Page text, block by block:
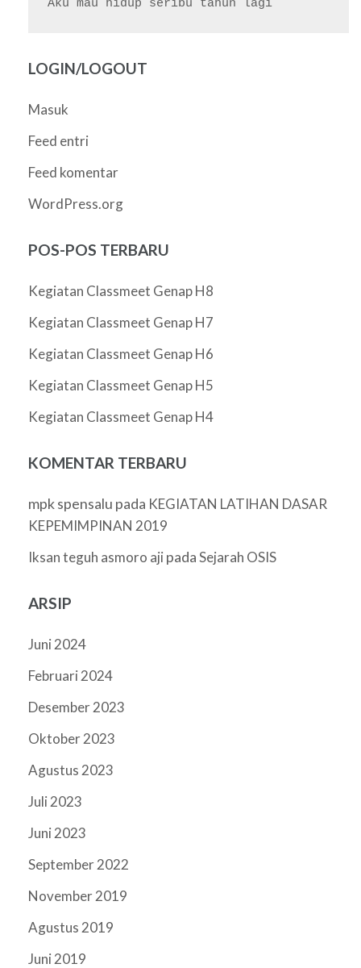
LOGIN/LOGOUT
Masuk
Feed entri
Feed komentar
WordPress.org
POS-POS TERBARU
Kegiatan Classmeet Genap H8
Kegiatan Classmeet Genap H7
Kegiatan Classmeet Genap H6
Kegiatan Classmeet Genap H5
Kegiatan Classmeet Genap H4
KOMENTAR TERBARU
mpk spensalu pada KEGIATAN LATIHAN DASAR
KEPEMIMPINAN 2019
Iksan teguh asmoro aji padaSejarah OSIS
ARSIP
Juni 2024
Februari 2024
Desember 2023
Oktober 2023
Agustus 2023
Juli 2023
Juni 2023
September 2022
November 2019
Agustus 2019
Juni 2019